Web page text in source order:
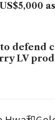
defend
LV